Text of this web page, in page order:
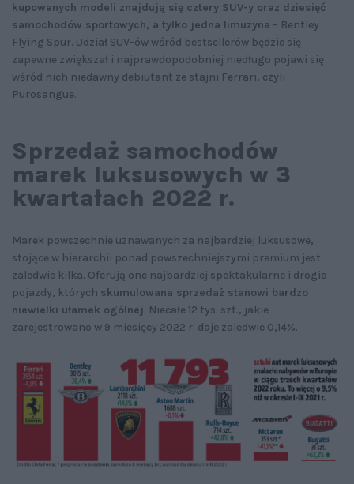
kupowanych modeli znajdują się cztery SUV-y oraz dziesięć
samochodów sportowych, a tylko jedna limuzyna – Bentley
Flying Spur. Udział SUV-ów wśród bestsellerów będzie się
zapewne zwiększał i najprawdopodobniej niedługo pojawi się
wśród nich niedawny debiutant ze stajni Ferrari, czyli
Purosangue.
Sprzedaż samochodów
marek luksusowych w 3
kwartałach 2022 r.
Marek powszechnie uznawanych za najbardziej luksusowe,
stojące w hierarchii ponad powszechniejszymi premium jest
zaledwie kilka. Oferują one najbardziej spektakularne i drogie
pojazdy, których skumulowana sprzedaż stanowi bardzo
niewielki ułamek ogólnej. Niecałe 12 tys. szt., jakie
zarejestrowano w 9 miesięcy 2022 r. daje zaledwie 0,14%.